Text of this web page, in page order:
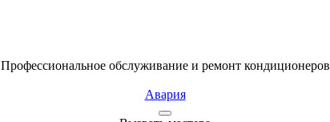
Профессиональное обслуживание и ремонт кондиционеров
Авария